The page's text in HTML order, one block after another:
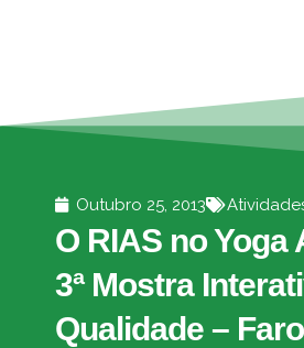
Outubro 25, 2013
O RIAS no Yoga
3ª Mostra
Qualidade –